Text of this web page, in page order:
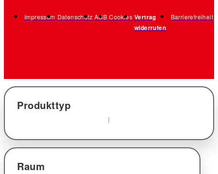
Impressum Datenschutz AGB Cookies Vertrag
widerrufen
Barrierefreiheit
Produkttyp
Raum